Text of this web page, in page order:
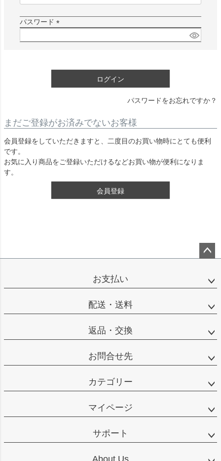
須
)
パスワード
ログイン
パスワードをお忘れですか？
まだご登録がお済みでないお客様
会員登録をしていただきますと、二度目のお買い物時にとても便利
です。
お気に入り商品をご登録いただけるなどお買い物が便利になりま
す。
会員登録
ップ
お支払い
配送・送料
返品・交換
お問合せ先
カテゴリー
マイページ
サポート